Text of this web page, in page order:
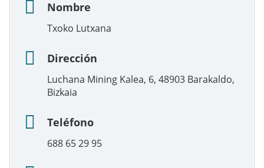
Nombre
Txoko Lutxana
Dirección
Luchana Mining Kalea, 6, 48903 Barakaldo,
Bizkaia
Teléfono
688 65 29 95